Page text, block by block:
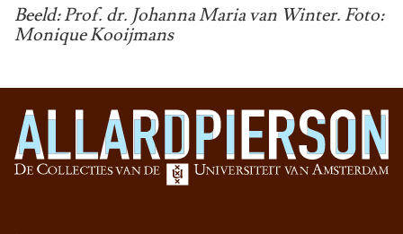
Beeld: Prof. dr. Johanna Maria van Winter. Foto:
Monique Kooijmans